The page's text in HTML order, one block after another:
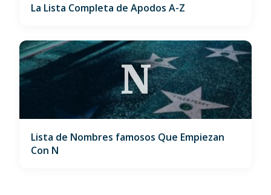
La Lista Completa de Apodos A-Z
N
Lista de Nombres famosos Que Empiezan
Con N